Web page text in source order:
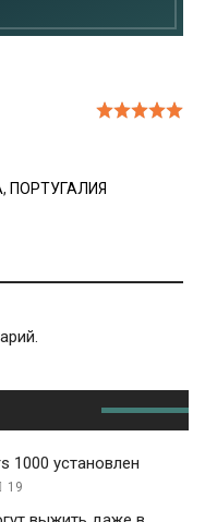
, ПОРТУГАЛИЯ
1000 установлен
19